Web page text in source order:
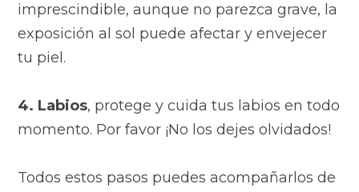
imprescindible, aunque no parezca grave, la
exposición al sol puede afectar y envejecer
tu piel.
4. Labios, protege y cuida tus labios en todo
momento. Por favor ¡No los dejes olvidados!
Todos estos pasos puedes acompañarlos de